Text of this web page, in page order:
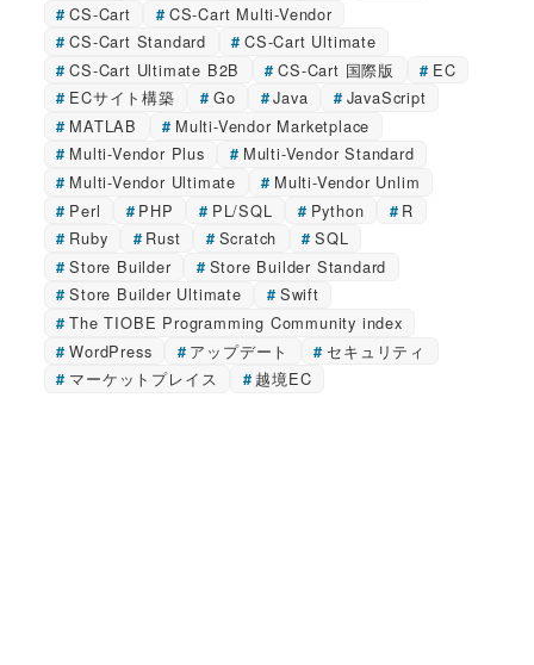
CS-Cart
CS-Cart Multi-Vendor
CS-Cart Standard
CS-Cart Ultimate
CS-Cart Ultimate B2B
CS-Cart 国際版
EC
ECサイト構築
Go Java
JavaScript
MATLAB
Multi-Vendor Marketplace
Multi-Vendor Plus
Multi-Vendor Standard
Multi-Vendor Ultimate
Multi-Vendor Unlim
Perl
PHP PL/SQL Python
R
Ruby
Rust Scratch
SQL
Store Builder
Store Builder Standard
Store Builder Ultimate
Swift
The TIOBE Programming Community index
WordPress
アップデート
セキュリティ
マーケットプレイス
越境EC